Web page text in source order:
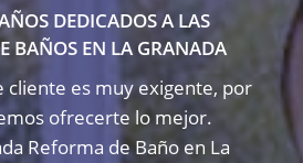
DEDICADOS A LAS
BAÑOS EN LA GRANADA
cliente es muy exigente, por
ofrecerte lo mejor.
Reforma de Baño en La